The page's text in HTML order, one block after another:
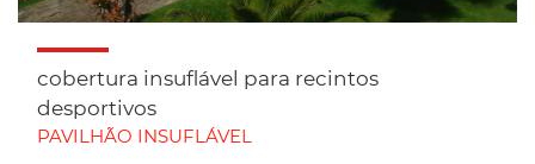
cobertura insuflável para recintos
desportivos
PAVILHÃO INSUFLÁVEL